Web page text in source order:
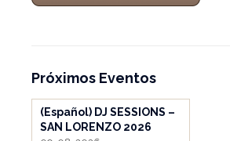
Próximos Eventos
(Español) DJ SESSIONS –
SAN LORENZO 2026